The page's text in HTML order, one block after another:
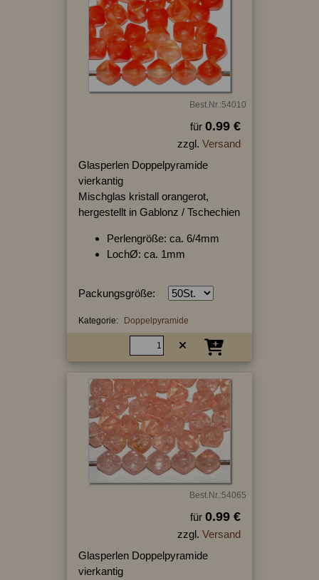
Best.Nr.:54010
für 0.99 €
zzgl. Versand
Glasperlen Doppelpyramide
vierkantig
Mischglas kristall orangerot,
hergestellt in Gablonz / Tschechien
Perlengröße: ca. 6/4mm
LochØ: ca. 1mm
Packungsgröße:
Kategorie: Doppelpyramide
Best.Nr.:54065
für 0.99 €
zzgl. Versand
Glasperlen Doppelpyramide
vierkantig